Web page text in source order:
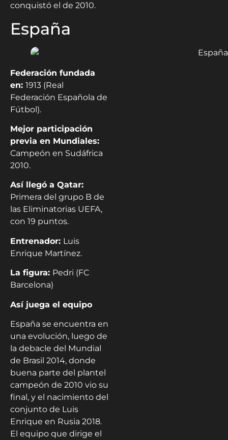
conquistó el de 2010.
España
Federación fundada
en: 1913 (Real
Federación Española de
Fútbol).
Mejor participación
previa en Mundiales:
Campeón en Sudáfrica
2010.
Así llegó a Qatar:
Primera del grupo B de
las Eliminatorias UEFA,
con 19 puntos.
Entrenador: Luis
Enrique Martínez.
La figura: Pedri (FC
Barcelona)
Así juega el equipo
España se encuentra en
una evolución, luego de
la debacle del Mundial
de Brasil 2014, donde
buena parte del plantel
campeón de 2010 vio su
final, y el nacimiento del
conjunto de Luis
Enrique en Rusia 2018.
El equipo que dirige el